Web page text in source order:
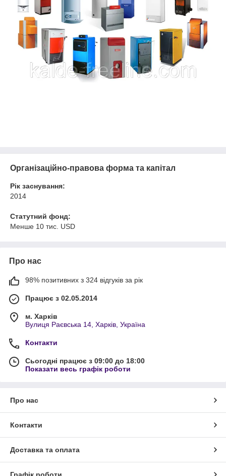
Організаційно-правова форма та капітал
Рік заснування:
2014
Статутний фонд:
Менше 10 тис. USD
Про нас
98% позитивних з 324 відгуків за рік
Працює з 02.05.2014
м. Харків
Вулиця Раєвська 14, Харків, Україна
Контакти
Сьогодні працює з 09:00 до 18:00
Показати весь графік роботи
Про нас
Контакти
Доставка та оплата